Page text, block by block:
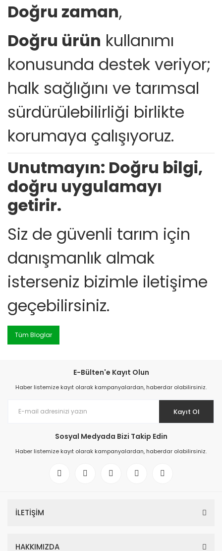
Doğru zaman,
Doğru ürün kullanımı
konusunda destek veriyor;
halk sağlığını ve tarımsal
sürdürülebilirliği birlikte
korumaya çalışıyoruz.
Unutmayın: Doğru bilgi,
doğru uygulamayı
getirir.
Siz de güvenli tarım için
danışmanlık almak
isterseniz bizimle iletişime
geçebilirsiniz.
Tüm Bloglar
E-Bülten'e Kayıt Olun
Haber listemize kayıt olarak kampanyalardan, haberdar olabilirsiniz.
Kayıt Ol
Sosyal Medyada Bizi Takip Edin
Haber listemize kayıt olarak kampanyalardan, haberdar olabilirsiniz.
İLETİŞİM
HAKKIMIZDA